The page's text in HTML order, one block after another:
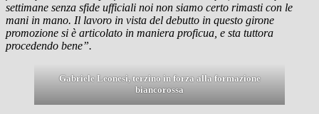
settimane senza sfide ufficiali noi non siamo certo rimasti con le
mani in mano. Il lavoro in vista del debutto in questo girone
promozione si è articolato in maniera proficua, e sta tuttora
procedendo bene”.
Gabriele Leonesi, terzino in forza alla formazione
biancorossa